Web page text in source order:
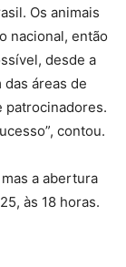
Os animais
nacional, então
desde a
áreas de
patrocinadores.
contou.
a abertura
às 18 horas.